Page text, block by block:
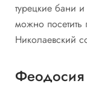
турецкие бани
можно посетить
Николаевский
Феодосия